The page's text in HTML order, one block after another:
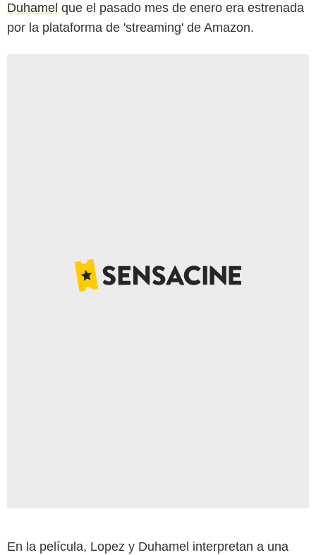
Duhamel que el pasado mes de enero era estrenada
por la plataforma de 'streaming' de Amazon.
En la película, Lopez y Duhamel interpretan a una